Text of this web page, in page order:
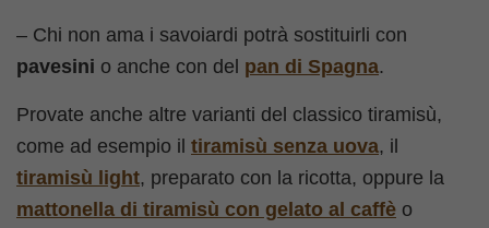
– Chi non ama i savoiardi potrà sostituirli con
pavesini o anche con del pan di Spagna.
Provate anche altre varianti del classico tiramisù,
come ad esempio il tiramisù senza uova, il
tiramisù light, preparato con la ricotta, oppure la
mattonella di tiramisù con gelato al caffè o